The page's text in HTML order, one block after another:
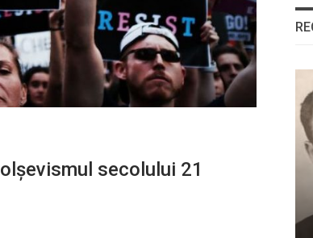
secolului 21